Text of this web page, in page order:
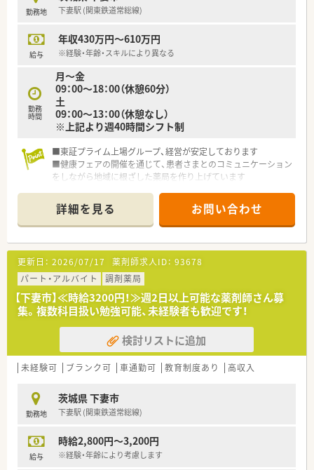
勤務地 下妻駅 (関東鉄道常総線)
給与
年収430万円～610万円
※経験・年齢・スキルにより異なる
勤務
時間
月～金
09：00～18：00（休憩60分）
土
09：00～13：00（休憩なし）
※上記より週40時間シフト制
■東証プライム上場グループ、経営が安定しております
■健康フェアの開催を通じて、患者さまとのコミュニケーション
をしながら地域に根ざした薬局を作り上げています
化を積極的に推進しています。監査システムもピッキング・散剤
共に整っている環境です！
詳細を見る お問い合わせ
更新日： 2026/07/17 薬剤師求人ID： 93678
パート・アルバイト
調剤薬局
【下妻市】≪時給3200円！≫週2日以上可能な薬剤師さん募
集。複数科目扱い勉強可能、未経験者も歓迎です！
検討リストに追加
未経験可 ブランク可 車通勤可 教育制度あり 高収入
勤務地
茨城県 下妻市
下妻駅 (関東鉄道常総線)
給与
時給2,800円～3,200円
※経験・年齢により考慮します